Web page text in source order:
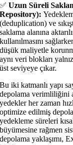
✅Uzun Süreli
Repository):
(deduplication) ve
saklama alanına
kullanılmasını
düşük maliyetle
aynı veri blokları
üst seviyeye çıkar.
Bu iki katmanlı yapı
depolama verimliliğini
yedekler her zaman
optimize edilmiş
yedekleme süreleri
büyümesine rağmen
depolama yaklaşımı,